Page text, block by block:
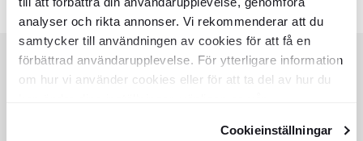
analyser och rikta annonser. Vi rekommenderar att du
samtycker till användningen av cookies för att få en
förbättrad användarupplevelse. För ytterligare information
om hur vi använder cookies eller för att ta del av hur du
Cookieinställningar
ERIDAN MOMI
Item
of